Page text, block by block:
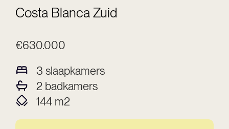
Costa Blanca Zuid
€630.000
3 slaapkamers
2 badkamers
144 m2